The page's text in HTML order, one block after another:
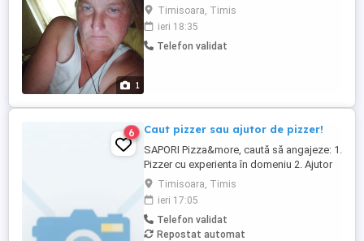
1
menaj. îngrijire bătrânii curățenie.
Dumnezeule. de ce nu găsește nimic
serios. numai curvar care cer. menaj contra
sex
Timisoara, Timis
ieri 18:35
Telefon validat
6 Caut pizzer sau ajutor de pizzer!
SAPORI Pizza&more, caută să angajeze: 1.
Pizzer cu experienta în domeniu 2. Ajutor
de pizzer cu experienta Toate detaliile
despre program și salariu se discuta la
interviu. Asteptam CV-ul tău în mesaj sau
pe
Timisoara, Timis
ieri 17:05
Telefon validat
Repostat automat